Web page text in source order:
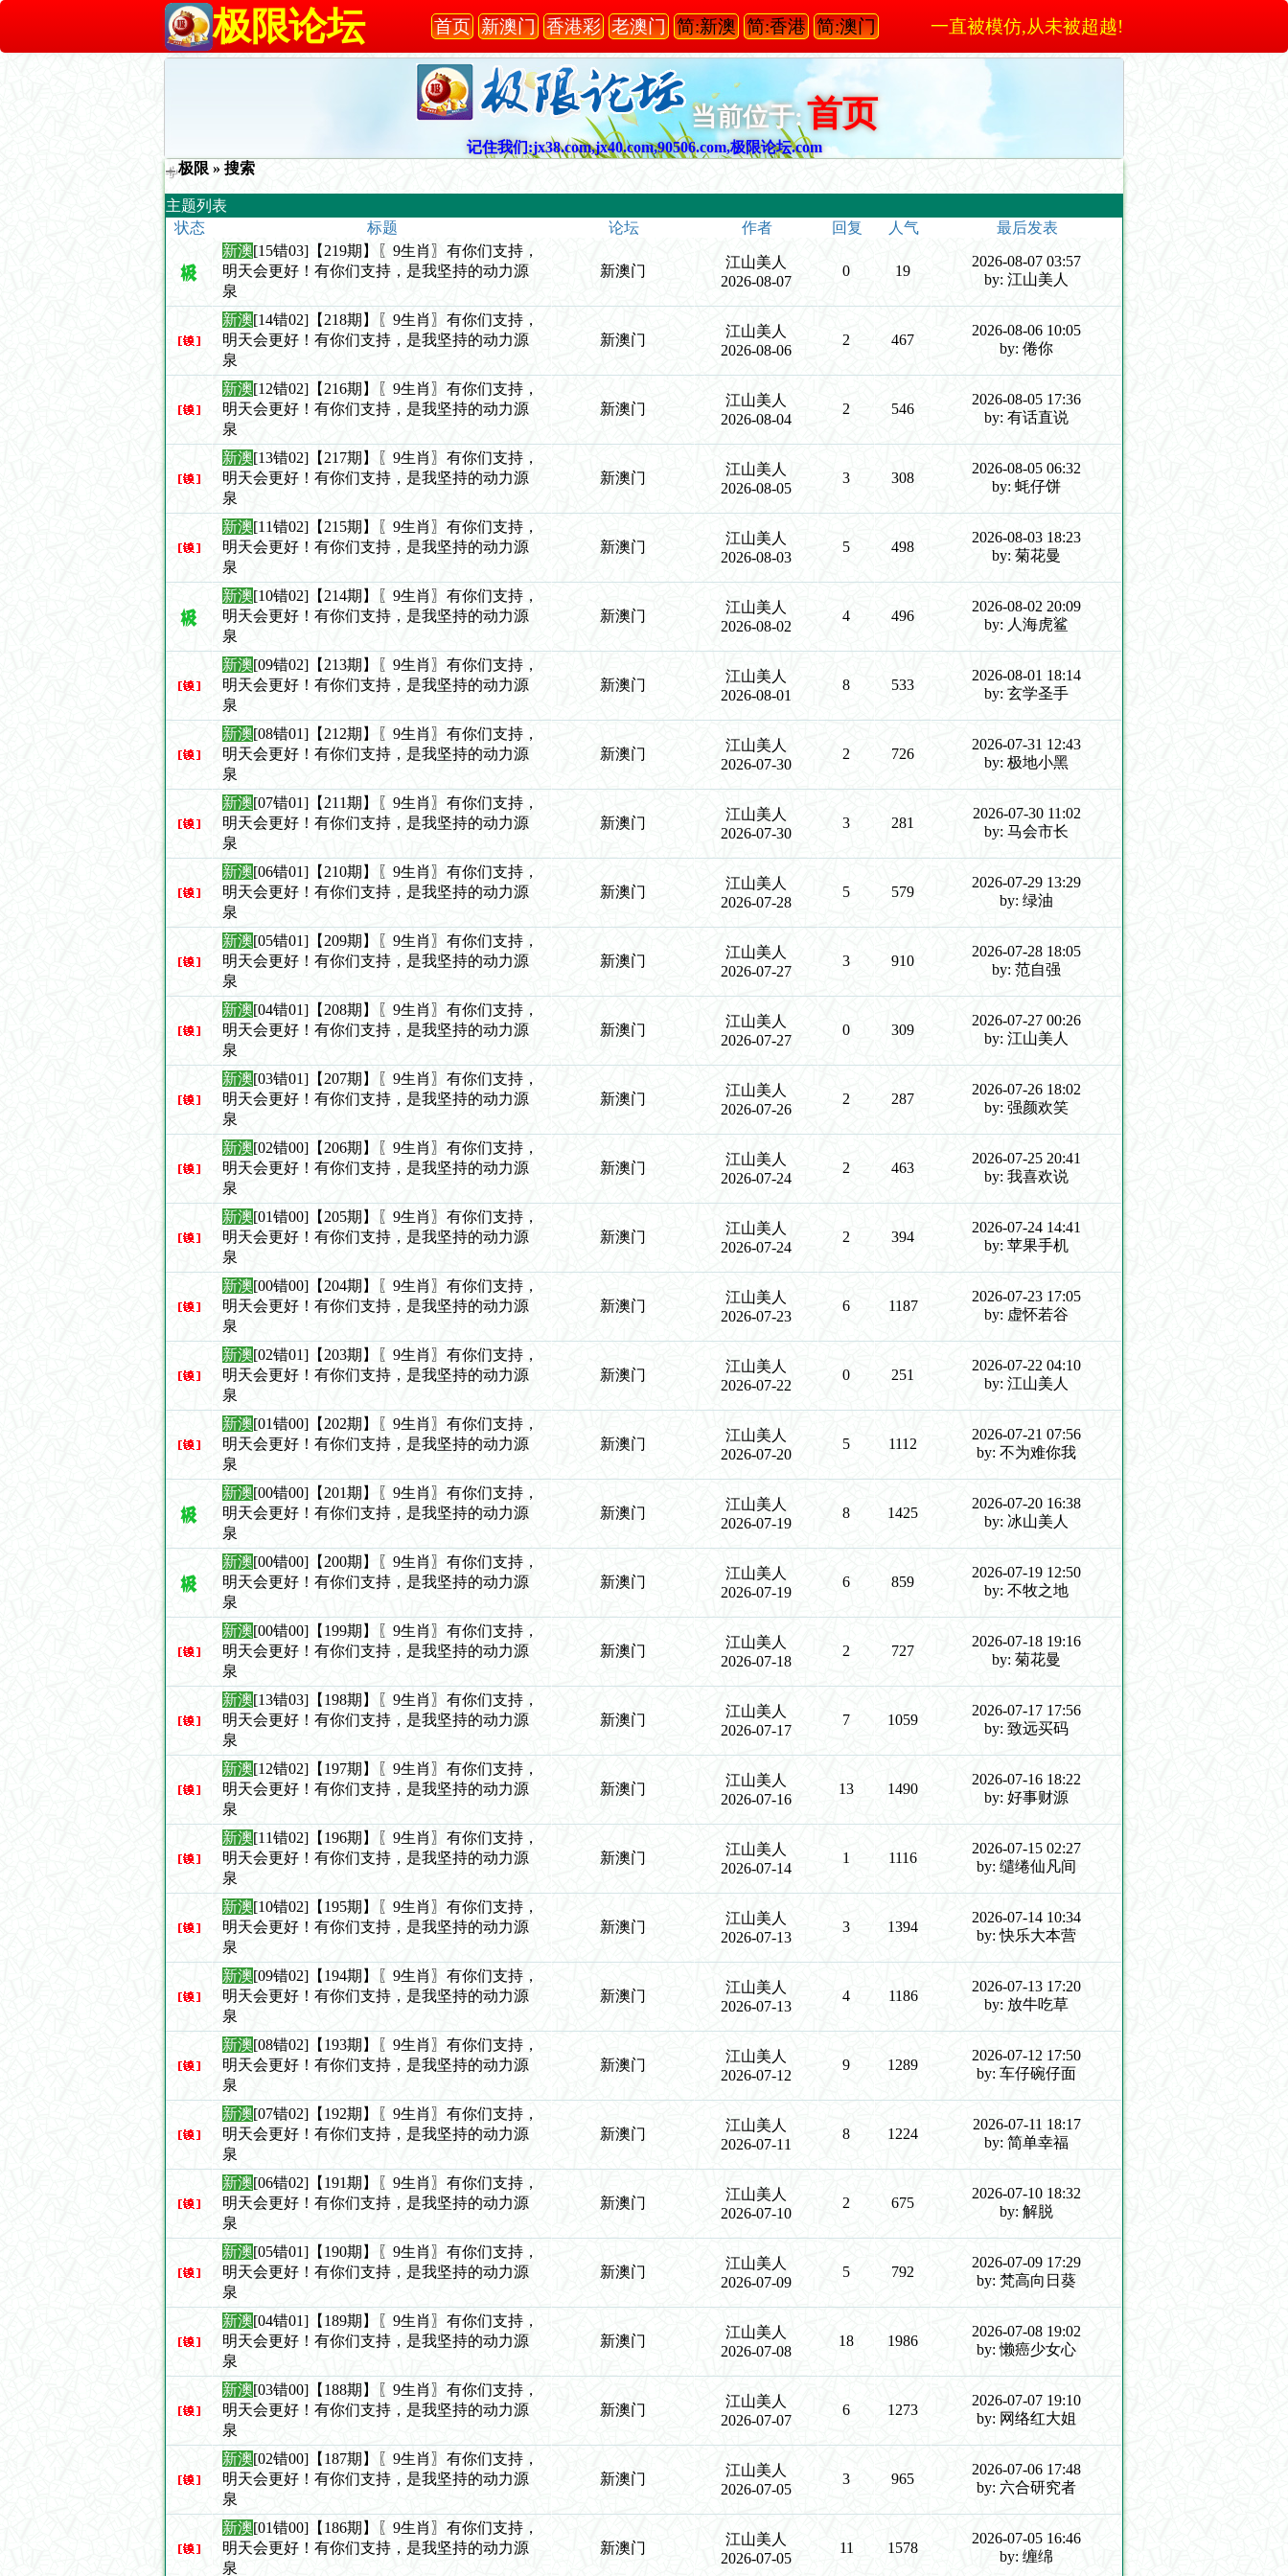
极限论坛 首页 新澳门 香港彩 老澳门 简:新澳 简:香港 简:澳门 一直被模仿,从未被超越!
当前位于: 首页
记住我们:jx38.com,jx40.com,90506.com,极限论坛.com
极限 » 搜索
主题列表
状态
标题 论坛 作者 回复 人气
最后发表
新澳[15错03]【219期】〖9生肖〗有你们支持，
明天会更好！有你们支持，是我坚持的动力源
泉
新澳门
江山美人
2026-08-07
0 19
2026-08-07 03:57
by: 江山美人
新澳[14错02]【218期】〖9生肖〗有你们支持，
明天会更好！有你们支持，是我坚持的动力源
泉
新澳门
江山美人
2026-08-06
2 467
2026-08-06 10:05
by: 倦你
新澳[12错02]【216期】〖9生肖〗有你们支持，
明天会更好！有你们支持，是我坚持的动力源
泉
新澳门
江山美人
2026-08-04
2 546
2026-08-05 17:36
by: 有话直说
新澳[13错02]【217期】〖9生肖〗有你们支持，
明天会更好！有你们支持，是我坚持的动力源
泉
新澳门
江山美人
2026-08-05
3 308
2026-08-05 06:32
by: 蚝仔饼
新澳[11错02]【215期】〖9生肖〗有你们支持，
明天会更好！有你们支持，是我坚持的动力源
泉
新澳门
江山美人
2026-08-03
5 498
2026-08-03 18:23
by: 菊花曼
新澳[10错02]【214期】〖9生肖〗有你们支持，
明天会更好！有你们支持，是我坚持的动力源
泉
新澳门
江山美人
2026-08-02
4 496
2026-08-02 20:09
by: 人海虎鲨
新澳[09错02]【213期】〖9生肖〗有你们支持，
明天会更好！有你们支持，是我坚持的动力源
泉
新澳门
江山美人
2026-08-01
8 533
2026-08-01 18:14
by: 玄学圣手
新澳[08错01]【212期】〖9生肖〗有你们支持，
明天会更好！有你们支持，是我坚持的动力源
泉
新澳门
江山美人
2026-07-30
2 726
2026-07-31 12:43
by: 极地小黑
新澳[07错01]【211期】〖9生肖〗有你们支持，
明天会更好！有你们支持，是我坚持的动力源
泉
新澳门
江山美人
2026-07-30
3 281
2026-07-30 11:02
by: 马会市长
新澳[06错01]【210期】〖9生肖〗有你们支持，
明天会更好！有你们支持，是我坚持的动力源
泉
新澳门
江山美人
2026-07-28
5 579
2026-07-29 13:29
by: 绿油
新澳[05错01]【209期】〖9生肖〗有你们支持，
明天会更好！有你们支持，是我坚持的动力源
泉
新澳门
江山美人
2026-07-27
3 910
2026-07-28 18:05
by: 范自强
新澳[04错01]【208期】〖9生肖〗有你们支持，
明天会更好！有你们支持，是我坚持的动力源
泉
新澳门
江山美人
2026-07-27
0 309
2026-07-27 00:26
by: 江山美人
新澳[03错01]【207期】〖9生肖〗有你们支持，
明天会更好！有你们支持，是我坚持的动力源
泉
新澳门
江山美人
2026-07-26
2 287
2026-07-26 18:02
by: 强颜欢笑
新澳[02错00]【206期】〖9生肖〗有你们支持，
明天会更好！有你们支持，是我坚持的动力源
泉
新澳门
江山美人
2026-07-24
2 463
2026-07-25 20:41
by: 我喜欢说
新澳[01错00]【205期】〖9生肖〗有你们支持，
明天会更好！有你们支持，是我坚持的动力源
泉
新澳门
江山美人
2026-07-24
2 394
2026-07-24 14:41
by: 苹果手机
新澳[00错00]【204期】〖9生肖〗有你们支持，
明天会更好！有你们支持，是我坚持的动力源
泉
新澳门
江山美人
2026-07-23
6 1187
2026-07-23 17:05
by: 虚怀若谷
新澳[02错01]【203期】〖9生肖〗有你们支持，
明天会更好！有你们支持，是我坚持的动力源
泉
新澳门
江山美人
2026-07-22
0 251
2026-07-22 04:10
by: 江山美人
新澳[01错00]【202期】〖9生肖〗有你们支持，
明天会更好！有你们支持，是我坚持的动力源
泉
新澳门
江山美人
2026-07-20
5 1112
2026-07-21 07:56
by: 不为难你我
新澳[00错00]【201期】〖9生肖〗有你们支持，
明天会更好！有你们支持，是我坚持的动力源
泉
新澳门
江山美人
2026-07-19
8 1425
2026-07-20 16:38
by: 冰山美人
新澳[00错00]【200期】〖9生肖〗有你们支持，
明天会更好！有你们支持，是我坚持的动力源
泉
新澳门
江山美人
2026-07-19
6 859
2026-07-19 12:50
by: 不牧之地
新澳[00错00]【199期】〖9生肖〗有你们支持，
明天会更好！有你们支持，是我坚持的动力源
泉
新澳门
江山美人
2026-07-18
2 727
2026-07-18 19:16
by: 菊花曼
新澳[13错03]【198期】〖9生肖〗有你们支持，
明天会更好！有你们支持，是我坚持的动力源
泉
新澳门
江山美人
2026-07-17
7 1059
2026-07-17 17:56
by: 致远买码
新澳[12错02]【197期】〖9生肖〗有你们支持，
明天会更好！有你们支持，是我坚持的动力源
泉
新澳门
江山美人
2026-07-16
13 1490
2026-07-16 18:22
by: 好事财源
新澳[11错02]【196期】〖9生肖〗有你们支持，
明天会更好！有你们支持，是我坚持的动力源
泉
新澳门
江山美人
2026-07-14
1 1116
2026-07-15 02:27
by: 缱绻仙凡间
新澳[10错02]【195期】〖9生肖〗有你们支持，
明天会更好！有你们支持，是我坚持的动力源
泉
新澳门
江山美人
2026-07-13
3 1394
2026-07-14 10:34
by: 快乐大本营
新澳[09错02]【194期】〖9生肖〗有你们支持，
明天会更好！有你们支持，是我坚持的动力源
泉
新澳门
江山美人
2026-07-13
4 1186
2026-07-13 17:20
by: 放牛吃草
新澳[08错02]【193期】〖9生肖〗有你们支持，
明天会更好！有你们支持，是我坚持的动力源
泉
新澳门
江山美人
2026-07-12
9 1289
2026-07-12 17:50
by: 车仔碗仔面
新澳[07错02]【192期】〖9生肖〗有你们支持，
明天会更好！有你们支持，是我坚持的动力源
泉
新澳门
江山美人
2026-07-11
8 1224
2026-07-11 18:17
by: 简单幸福
新澳[06错02]【191期】〖9生肖〗有你们支持，
明天会更好！有你们支持，是我坚持的动力源
泉
新澳门
江山美人
2026-07-10
2 675
2026-07-10 18:32
by: 解脱
新澳[05错01]【190期】〖9生肖〗有你们支持，
明天会更好！有你们支持，是我坚持的动力源
泉
新澳门
江山美人
2026-07-09
5 792
2026-07-09 17:29
by: 梵高向日葵
新澳[04错01]【189期】〖9生肖〗有你们支持，
明天会更好！有你们支持，是我坚持的动力源
泉
新澳门
江山美人
2026-07-08
18 1986
2026-07-08 19:02
by: 懒癌少女心
新澳[03错00]【188期】〖9生肖〗有你们支持，
明天会更好！有你们支持，是我坚持的动力源
泉
新澳门
江山美人
2026-07-07
6 1273
2026-07-07 19:10
by: 网络红大姐
新澳[02错00]【187期】〖9生肖〗有你们支持，
明天会更好！有你们支持，是我坚持的动力源
泉
新澳门
江山美人
2026-07-05
3 965
2026-07-06 17:48
by: 六合研究者
新澳[01错00]【186期】〖9生肖〗有你们支持，
明天会更好！有你们支持，是我坚持的动力源
泉
新澳门
江山美人
2026-07-05
11 1578
2026-07-05 16:46
by: 缠绵